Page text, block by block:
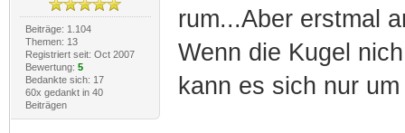
Beiträge: 1.104
Themen: 13
Registriert seit: Oct 2007
Bewertung: 5
Bedankte sich: 17
60x gedankt in 40
Beiträgen
rum...Aber erstmal
Wenn die Kugel
kann es sich nur